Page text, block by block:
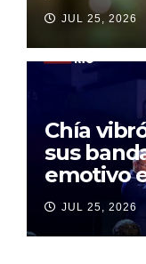
JUL 25, 2026
Chía
sus
emotivo
JUL 25, 2026